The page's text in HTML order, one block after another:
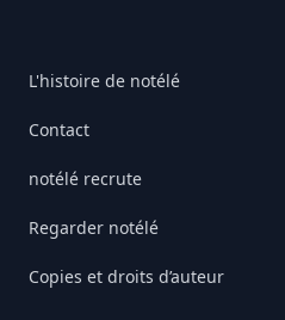
L'histoire de notélé
Contact
notélé recrute
Regarder notélé
Copies et droits d’auteur